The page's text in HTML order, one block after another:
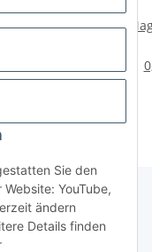
Sie den
YouTube,
ändern
Details finden
4 kg,
4 Stück
€